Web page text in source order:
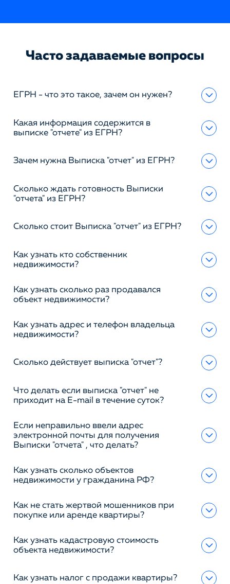
Часто задаваемые вопросы
ЕГРН - что это такое, зачем он нужен?
Какая информация содержится в
выписке "отчете" из ЕГРН?
Зачем нужна Выписка "отчет" из ЕГРН?
Сколько ждать готовность Выписки
"отчета" из ЕГРН?
Сколько стоит Выписка "отчет" из ЕГРН?
Как узнать кто собственник
недвижимости?
Как узнать сколько раз продавался
объект недвижимости?
Как узнать адрес и телефон владельца
недвижимости?
Сколько действует выписка "отчет"?
Что делать если выписка "отчет" не
приходит на E-mail в течение суток?
Если неправильно ввели адрес
электронной почты для получения
Выписки "отчета" , что делать?
Как узнать сколько объектов
недвижимости у гражданина РФ?
Как не стать жертвой мошенников при
покупке или аренде квартиры?
Как узнать кадастровую стоимость
объекта недвижимости?
Как узнать налог с продажи квартиры?